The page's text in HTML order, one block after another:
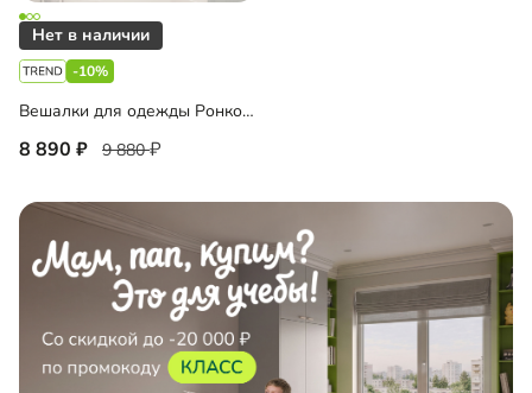
-10%
Вешалки для одежды Ронкола-4
8 890 9 880